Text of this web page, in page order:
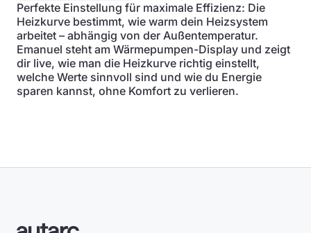
Perfekte Einstellung für maximale Effizienz: Die
Heizkurve bestimmt, wie warm dein Heizsystem
arbeitet – abhängig von der Außentemperatur.
Emanuel steht am Wärmepumpen-Display und zeigt
dir live, wie man die Heizkurve richtig einstellt,
welche Werte sinnvoll sind und wie du Energie
sparen kannst, ohne Komfort zu verlieren.